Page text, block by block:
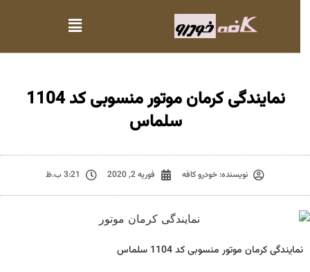
نمایندگی کرمان موتور منسوبی کد 1104
سلماس
نویسنده:خودرو کافه فوریه 2, 2020 3:21 ب.ظ
نمایندگی کرمان موتور منسوبی کد 1104 سلماس